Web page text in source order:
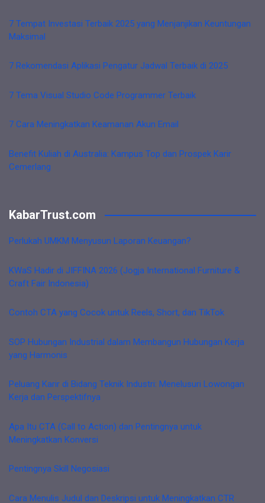
7 Tempat Investasi Terbaik 2025 yang Menjanjikan Keuntungan
Maksimal
7 Rekomendasi Aplikasi Pengatur Jadwal Terbaik di 2025
7 Tema Visual Studio Code Programmer Terbaik
7 Cara Meningkatkan Keamanan Akun Email
Benefit Kuliah di Australia: Kampus Top dan Prospek Karir
Cemerlang
KabarTrust.com
Perlukah UMKM Menyusun Laporan Keuangan?
KWaS Hadir di JIFFINA 2026 (Jogja International Furniture &
Craft Fair Indonesia)
Contoh CTA yang Cocok untuk Reels, Short, dan TikTok
SOP Hubungan Industrial dalam Membangun Hubungan Kerja
yang Harmonis
Peluang Karir di Bidang Teknik Industri: Menelusuri Lowongan
Kerja dan Perspektifnya
Apa Itu CTA (Call to Action) dan Pentingnya untuk
Meningkatkan Konversi
Pentingnya Skill Negosiasi
Cara Menulis Judul dan Deskripsi untuk Meningkatkan CTR